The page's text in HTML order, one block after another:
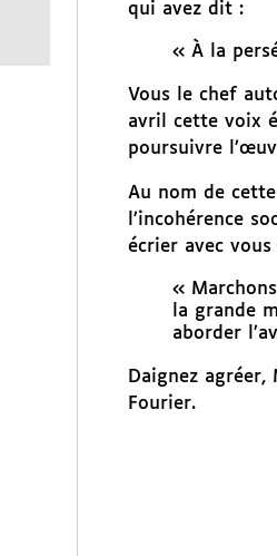
qui avez dit :
« À la
Vous le chef
avril cette voix
poursuivre
Au nom de
l’incohérence
écrier avec vous
«
la grande
aborder
Daignez
Fourier.